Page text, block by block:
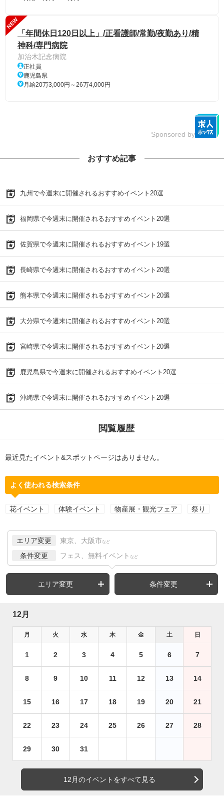
NEW
「年間休日120日以上」/正看護師/常勤/夜勤あり/精
神科/専門病院
加治木記念病院
正社員
鹿児島県
月給20万3,000円～26万4,000円
Sponsored by
おすすめ記事
九州で今週末に開催されるおすすめイベント20選
福岡県で今週末に開催されるおすすめイベント20選
佐賀県で今週末に開催されるおすすめイベント19選
長崎県で今週末に開催されるおすすめイベント20選
熊本県で今週末に開催されるおすすめイベント20選
大分県で今週末に開催されるおすすめイベント20選
宮崎県で今週末に開催されるおすすめイベント20選
鹿児島県で今週末に開催されるおすすめイベント20選
沖縄県で今週末に開催されるおすすめイベント20選
閲覧履歴
最近見たイベント&スポットページはありません。
よく使われる検索条件
花イベント 体験イベント 物産展・観光フェア 祭り
エリア変更 東京、大阪市 など
条件変更 フェス、無料イベント など
エリア変更 条件変更
12月
月 火 水 木 金 土 日
1 2 3 4 5 6 7
8 9 10 11 12 13 14
15 16 17 18 19 20 21
22 23 24 25 26 27 28
29 30 31
12月のイベントをすべて見る